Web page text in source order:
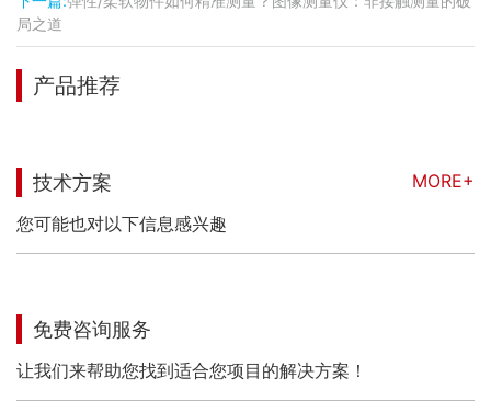
局之道
产品推荐
技术方案
MORE+
您可能也对以下信息感兴趣
免费咨询服务
让我们来帮助您找到适合您项目的解决方案！